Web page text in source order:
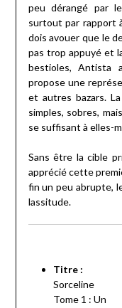
peu dérangé par
surtout par rapport
dois avouer que le
pas trop appuyé et
bestioles, Antista
propose une
et autres bazars.
simples, sobres,
se suffisant à elles-
Sans être la cible
apprécié cette
fin un peu abrupte,
lassitude.
Titre :
Sorceline
Tome 1 : Un